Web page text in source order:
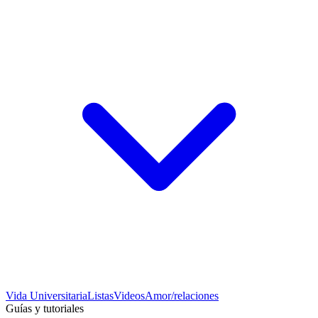
Vida UniversitariaListasVideosAmor/relaciones
Guías y tutoriales